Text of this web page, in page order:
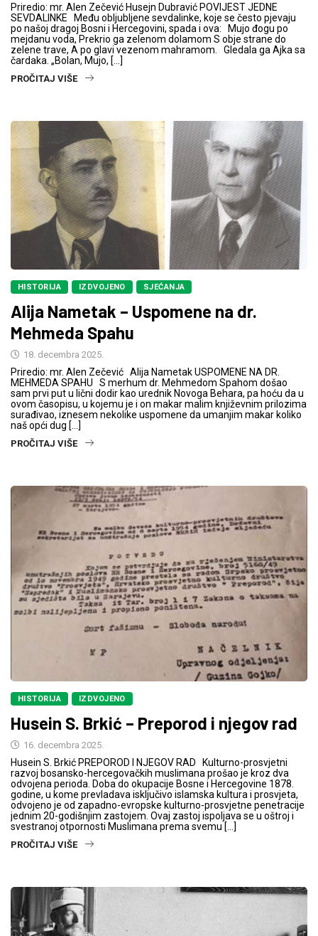
Priredio: mr. Alen Zečević Husejn Dubravić POVIJEST JEDNE
SEVDALINKE Među obljubljene sevdalinke, koje se često pjevaju
po našoj dragoj Bosni i Hercegovini, spada i ova: Mujo đogu po
mejdanu voda, Prekrio ga zelenom dolamom S obje strane do
zelene trave, A po glavi vezenom mahramom. Gledala ga Ajka sa
čardaka. „Bolan, Mujo, […]
PROČITAJ VIŠE
HISTORIJA IZDVOJENO SJEĆANJA
Alija Nametak – Uspomene na dr.
Mehmeda Spahu
18. decembra 2025.
Priredio: mr. Alen Zečević Alija Nametak USPOMENE NA DR.
MEHMEDA SPAHU S merhum dr. Mehmedom Spahom došao
sam prvi put u lični dodir kao urednik Novoga Behara, pa hoću da u
ovom časopisu, u kojemu je i on makar malim književnim prilozima
surađivao, iznesem nekolike uspomene da umanjim makar koliko
naš opći dug […]
PROČITAJ VIŠE
HISTORIJA IZDVOJENO
Husein S. Brkić – Preporod i njegov rad
16. decembra 2025.
Husein S. Brkić PREPOROD I NJEGOV RAD Kulturno-prosvjetni
razvoj bosansko-hercegovačkih muslimana prošao je kroz dva
odvojena perioda. Doba do okupacije Bosne i Hercegovine 1878.
godine, u kome prevladava isključivo islamska kultura i prosvjeta,
odvojeno je od zapadno-evropske kulturno-prosvjetne penetracije
jednim 20-godišnjim zastojem. Ovaj zastoj ispoljava se u oštroj i
svestranoj otpornosti Muslimana prema svemu […]
PROČITAJ VIŠE